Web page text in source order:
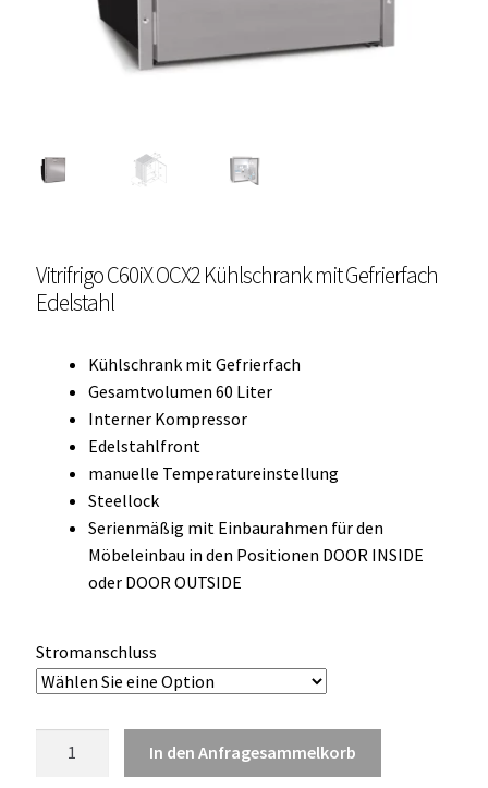
Einbau Kühlmöbel, externer Kompressor, Front:
schwarz, lichtgrau
Kühl- Gefrierkombinationen
Weinkühlschränke
Kühlkassetten
Kühl-/ Gefrierboxen tragbar
OCX 2 Serie
Geräte Optionen
Wissenswertes
Konfigurator
Vitrifrigo C60iX OCX2 Kühlschrank mit Gefrierfach
Edelstahl
Kühlschrank mit Gefrierfach
Gesamtvolumen 60 Liter
Interner Kompressor
Edelstahlfront
manuelle Temperatureinstellung
Steellock
Serienmäßig mit Einbaurahmen für den
Möbeleinbau in den Positionen DOOR INSIDE
oder DOOR OUTSIDE
Stromanschluss
In den Anfragesammelkorb